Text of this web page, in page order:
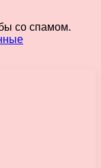
со спамом.